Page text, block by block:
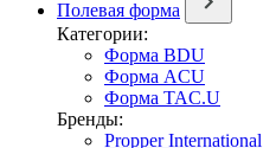
Полевая форма
Категории:
Форма BDU
Форма ACU
Форма TAC.U
Бренды:
Propper International